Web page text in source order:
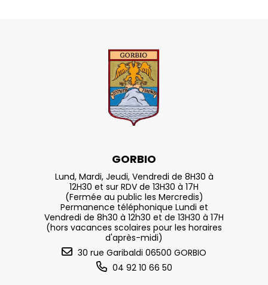
GORBIO
Lund, Mardi, Jeudi, Vendredi de 8H30 à
12H30 et sur RDV de 13H30 à 17H
(Fermée au public les Mercredis)
Permanence téléphonique Lundi et
Vendredi de 8h30 à 12h30 et de 13H30 à 17H
(hors vacances scolaires pour les horaires
d'après-midi)
30 rue Garibaldi 06500 GORBIO
04 92 10 66 50